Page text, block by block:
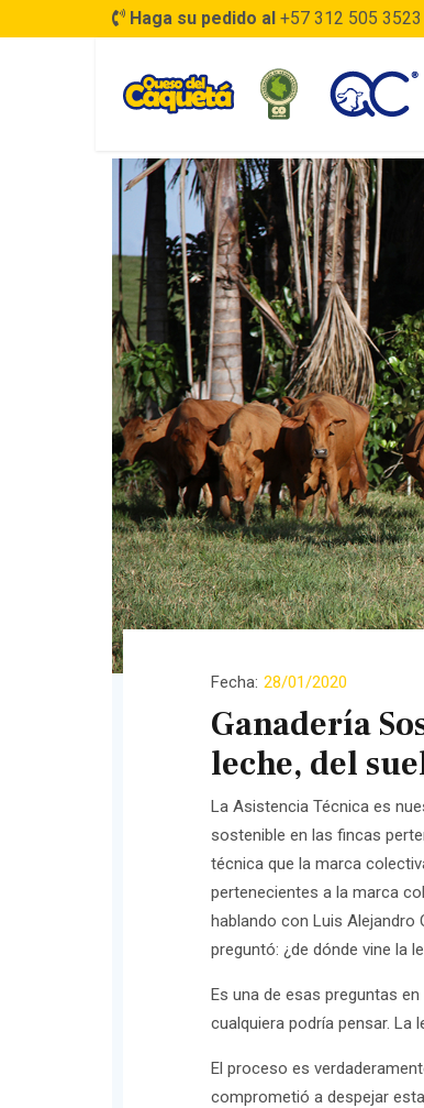
Haga su pedido al +57 312 505 3523
Fecha: 28/01/2020
Ganadería
leche, del
La Asistencia Técnica es
sostenible en las fincas
técnica que la marca
pertenecientes a la marca
hablando con Luis
preguntó: ¿de dónde vine la
Es una de esas preguntas
cualquiera podría pensar. La
El proceso es
comprometió a despejar